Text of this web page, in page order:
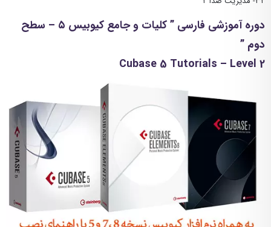
دوره آموزشی فارسی ” کلیات و جامع کیوبیس ۵ – سطح
دوم ”
Cubase 5 Tutorials – Level 2